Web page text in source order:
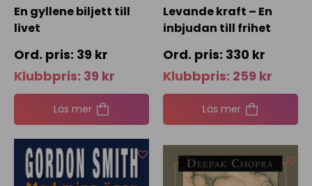
En gyllene biljett till
livet
39 kr
Klubbpris: 39 kr
Läs mer
Levande kraft – En
inbjudan till frihet
330 kr
Klubbpris: 259 kr
Läs mer